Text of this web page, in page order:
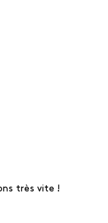
très vite !